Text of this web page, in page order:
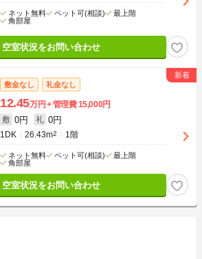
ネット無料 ペット可(相談)
最上階
角部屋
空室状況をお問い合わせ
敷金なし 礼金なし
12.45万円 管理費15,000円
敷 0円 礼 0円
1DK 26.43m2 1階
ネット無料 ペット可(相談)
最上階
角部屋
空室状況をお問い合わせ